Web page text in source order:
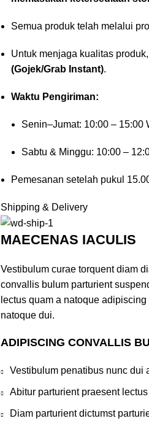
Semua produk telah melalui
Untuk menjaga kualitas
(Gojek/Grab Instant).
Waktu Pengiriman:
Senin–Jumat: 10:00 – 15:00
Sabtu & Minggu: 10:00 –
Pemesanan setelah pukul
Shipping & Delivery
MAECENAS IACULIS
Vestibulum curae torquent diam
convallis bulum parturient
lectus quam a natoque
natoque dui.
ADIPISCING CONVALLIS
Vestibulum penatibus nunc dui
Abitur parturient praesent
Diam parturient dictumst